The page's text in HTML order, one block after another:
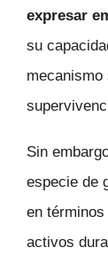
expresar
su
mecanismo
Sin
especie de
en
activos